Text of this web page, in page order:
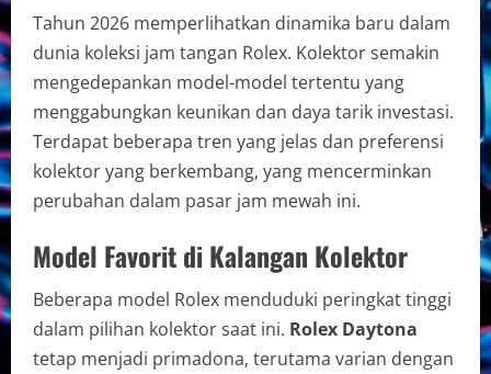
Tahun 2026 memperlihatkan dinamika baru dalam
dunia koleksi jam tangan Rolex. Kolektor semakin
mengedepankan model-model tertentu yang
menggabungkan keunikan dan daya tarik investasi.
Terdapat beberapa tren yang jelas dan preferensi
kolektor yang berkembang, yang mencerminkan
perubahan dalam pasar jam mewah ini.
Model Favorit di Kalangan Kolektor
Beberapa model Rolex menduduki peringkat tinggi
dalam pilihan kolektor saat ini. Rolex Daytona
tetap menjadi primadona, terutama varian dengan